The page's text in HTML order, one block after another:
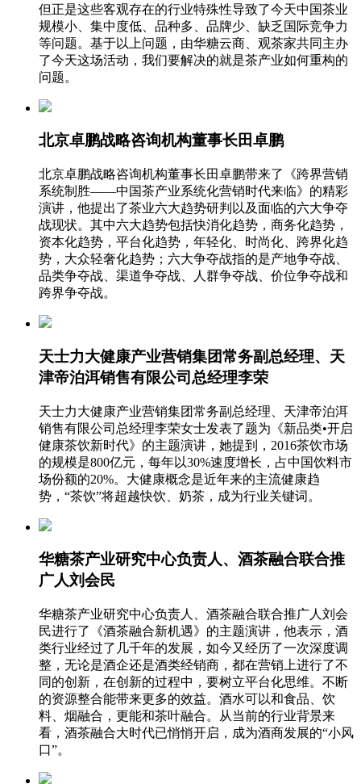
但正是这些客观存在的行业特殊性导致了今天中国茶业
规模小、集中度低、品种多、品牌少、缺乏国际竞争力
等问题。基于以上问题，由华糖云商、观茶家共同主办
了今天这场活动，我们要解决的就是茶产业如何重构的
问题。
北京卓鹏战略咨询机构董事长田卓鹏
北京卓鹏战略咨询机构董事长田卓鹏带来了《跨界营销
系统制胜——中国茶产业系统化营销时代来临》的精彩
演讲，他提出了茶业六大趋势研判以及面临的六大争夺
战现状。其中六大趋势包括快消化趋势，商务化趋势，
资本化趋势，平台化趋势，年轻化、时尚化、跨界化趋
势，大众轻奢化趋势；六大争夺战指的是产地争夺战、
品类争夺战、渠道争夺战、人群争夺战、价位争夺战和
跨界争夺战。
天士力大健康产业营销集团常务副总经理、天
津帝泊洱销售有限公司总经理李荣
天士力大健康产业营销集团常务副总经理、天津帝泊洱
销售有限公司总经理李荣女士发表了题为《新品类•开启
健康茶饮新时代》的主题演讲，她提到，2016茶饮市场
的规模是800亿元，每年以30%速度增长，占中国饮料市
场份额的20%。大健康概念是近年来的主流健康趋
势，“茶饮”将超越快饮、奶茶，成为行业关键词。
华糖茶产业研究中心负责人、酒茶融合联合推
广人刘会民
华糖茶产业研究中心负责人、酒茶融合联合推广人刘会
民进行了《酒茶融合新机遇》的主题演讲，他表示，酒
类行业经过了几千年的发展，如今又经历了一次深度调
整，无论是酒企还是酒类经销商，都在营销上进行了不
同的创新，在创新的过程中，要树立平台化思维。不断
的资源整合能带来更多的效益。酒水可以和食品、饮
料、烟融合，更能和茶叶融合。从当前的行业背景来
看，酒茶融合大时代已悄悄开启，成为酒商发展的“小风
口”。